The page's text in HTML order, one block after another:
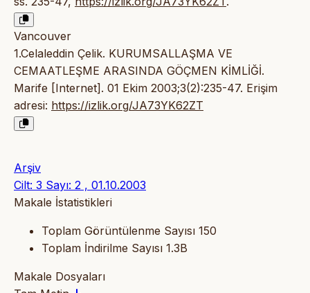
Vancouver
1.Celaleddin Çelik. KURUMSALLAŞMA VE
CEMAATLEŞME ARASINDA GÖÇMEN KİMLİĞİ.
Marife [Internet]. 01 Ekim 2003;3(2):235-47. Erişim
adresi: https://izlik.org/JA73YK62ZT
Arşiv
Cilt: 3 Sayı: 2 , 01.10.2003
Makale İstatistikleri
Toplam Görüntülenme Sayısı 150
Toplam İndirilme Sayısı 1.3B
Makale Dosyaları